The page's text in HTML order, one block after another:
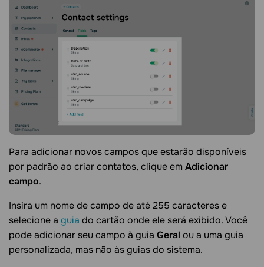
Para adicionar novos campos que estarão disponíveis
por padrão ao criar contatos, clique em Adicionar
campo.
Insira um nome de campo de até 255 caracteres e
selecione a guia do cartão onde ele será exibido. Você
pode adicionar seu campo à guia Geral ou a uma guia
personalizada, mas não às guias do sistema.